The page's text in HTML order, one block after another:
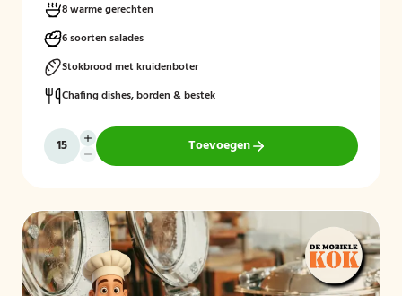
8 warme gerechten
6 soorten salades
Stokbrood met kruidenboter
Chafing dishes, borden & bestek
Toevoegen